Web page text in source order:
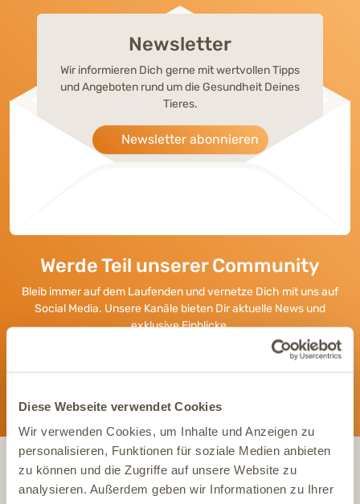
Diese Webseite verwendet Cookies
Wir verwenden Cookies, um Inhalte und Anzeigen zu
personalisieren, Funktionen für soziale Medien anbieten
zu können und die Zugriffe auf unsere Website zu
analysieren. Außerdem geben wir Informationen zu Ihrer
Newsletter
Wir informieren Dich gerne mit wertvollen Tipps
und Angeboten rund um die Gesundheit Deines
Tieres.
Newsletter abonnieren
Werde Teil unserer Community
Bleib immer auf dem Laufenden und vernetze Dich mit uns auf
Social Media. Unsere Kanäle bieten Dir aktuelle News und
exklusive Einblicke.
KONTAKT